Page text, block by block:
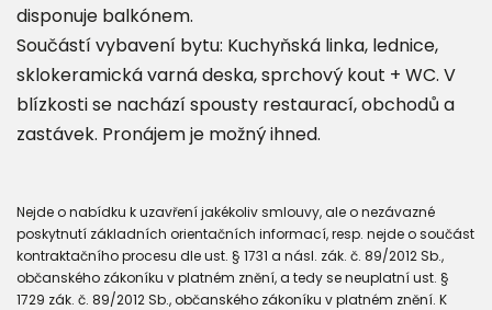
disponuje balkónem.
Součástí vybavení bytu: Kuchyňská linka, lednice,
sklokeramická varná deska, sprchový kout + WC. V
blízkosti se nachází spousty restaurací, obchodů a
zastávek. Pronájem je možný ihned.
Nejde o nabídku k uzavření jakékoliv smlouvy, ale o nezávazné
poskytnutí základních orientačních informací, resp. nejde o součást
kontraktačního procesu dle ust. § 1731 a násl. zák. č. 89/2012 Sb.,
občanského zákoníku v platném znění, a tedy se neuplatní ust. §
1729 zák. č. 89/2012 Sb., občanského zákoníku v platném znění. K